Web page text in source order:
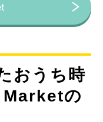
おうち時
の